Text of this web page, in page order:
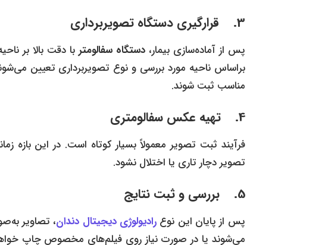
3. قرارگیری دستگاه تصویربرداری
پس از آماده‌سازی بیمار،دستگاه سفالومتر با دقت بالا بر
براساس ناحیه مورد بررسی و نوع تصویربرداری تعیین
مناسب ثبت شوند.
4. تهیه عکس سفالومتری
فرآیند ثبت تصویر معمولاً بسیار کوتاه است. در این بازه
تصویر دچار تاری یا اختلال نشود.
5. بررسی و ثبت نتایج
پس از پایان این نوع رادیولوژی دیجیتال دندان، تصاویر
می‌شوند یا در صورت نیاز روی فیلم‌های مخصوص چاپ